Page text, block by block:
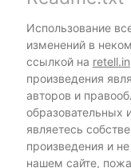
Использование
изменений в
ссылкой на retell.in
произведения
авторов и
образовательных
являетесь
произведения и
нашем сайте,